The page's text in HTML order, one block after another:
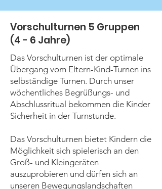
Vorschulturnen 5 Gruppen
(4 - 6 Jahre)
Das Vorschulturnen ist der optimale
Übergang vom Eltern-Kind-Turnen ins
selbständige Turnen. Durch unser
wöchentliches Begrüßungs- und
Abschlussritual bekommen die Kinder
Sicherheit in der Turnstunde.
Das Vorschulturnen bietet Kindern die
Möglichkeit sich spielerisch an den
Groß- und Kleingeräten
auszuprobieren und dürfen sich an
unseren Bewegungslandschaften